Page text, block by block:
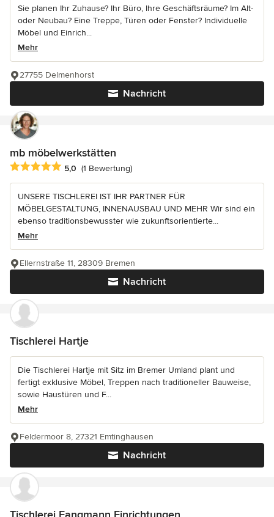
Sie planen Ihr Zuhause? Ihr Büro, Ihre Geschäftsräume? Im Alt-
oder Neubau? Eine Treppe, Türen oder Fenster? Individuelle
Möbel und Einrich...
Mehr
Nachricht
27755 Delmenhorst
mb möbelwerkstätten
Durchschnittliche Bewertung: 5 von 5 Sternen
5,0 (1 Bewertung)
UNSERE TISCHLEREI IST IHR PARTNER FÜR
MÖBELGESTALTUNG, INNENAUSBAU UND MEHR Wir sind ein
ebenso traditionsbewusster wie zukunftsorientierte...
Mehr
Nachricht
Ellernstraße 11, 28309 Bremen
Tischlerei Hartje
Die Tischlerei Hartje mit Sitz im Bremer Umland plant und
fertigt exklusive Möbel, Treppen nach traditioneller Bauweise,
sowie Haustüren und F...
Mehr
Nachricht
Feldermoor 8, 27321 Emtinghausen